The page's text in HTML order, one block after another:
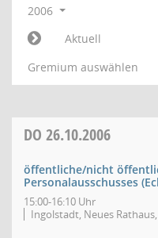
2006
Aktuell
Gremium auswählen
DO 26.10.2006
öffentliche/nicht
Personalausschusses
15:00-16:10 Uhr
Ingolstadt, Neues